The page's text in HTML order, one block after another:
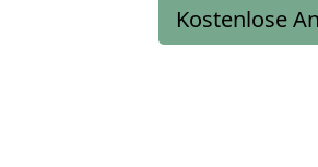
Kostenlose